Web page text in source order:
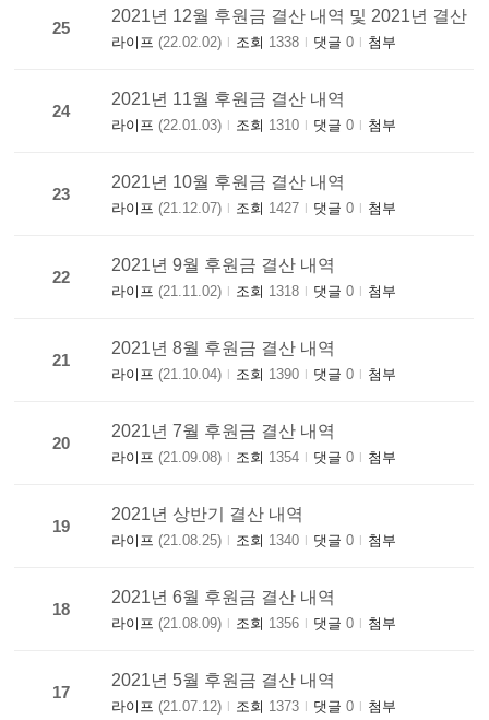
25
2021년 12월 후원금 결산 내역 및 2021년 결산
라이프 (22.02.02) | 조회 1338 | 댓글 0 | 첨부
24
2021년 11월 후원금 결산 내역
라이프 (22.01.03) | 조회 1310 | 댓글 0 | 첨부
23
2021년 10월 후원금 결산 내역
라이프 (21.12.07) | 조회 1427 | 댓글 0 | 첨부
22
2021년 9월 후원금 결산 내역
라이프 (21.11.02) | 조회 1318 | 댓글 0 | 첨부
21
2021년 8월 후원금 결산 내역
라이프 (21.10.04) | 조회 1390 | 댓글 0 | 첨부
20
2021년 7월 후원금 결산 내역
라이프 (21.09.08) | 조회 1354 | 댓글 0 | 첨부
19
2021년 상반기 결산 내역
라이프 (21.08.25) | 조회 1340 | 댓글 0 | 첨부
18
2021년 6월 후원금 결산 내역
라이프 (21.08.09) | 조회 1356 | 댓글 0 | 첨부
17
2021년 5월 후원금 결산 내역
라이프 (21.07.12) | 조회 1373 | 댓글 0 | 첨부